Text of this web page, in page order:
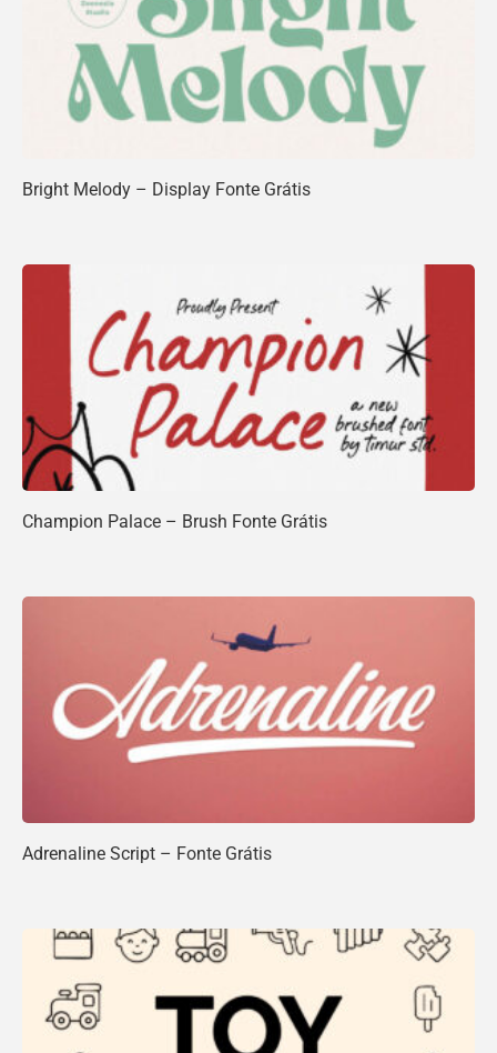
Bright Melody – Display Fonte Grátis
Champion Palace – Brush Fonte Grátis
Adrenaline Script – Fonte Grátis